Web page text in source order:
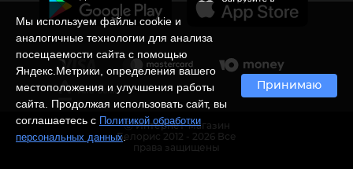
Мы используем файлы cookie и
аналогичные технологии для анализа
посещаемости сайта с помощью
Яндекс.Метрики, определения вашего
местоположения и улучшения работы
сайта. Продолжая использовать сайт, вы
соглашаетесь с Политикой обработки
персональных данных.
Принимаю
Ⓒ Интернет-магазин
Белорис 2012 - 2026 Все
права защищены